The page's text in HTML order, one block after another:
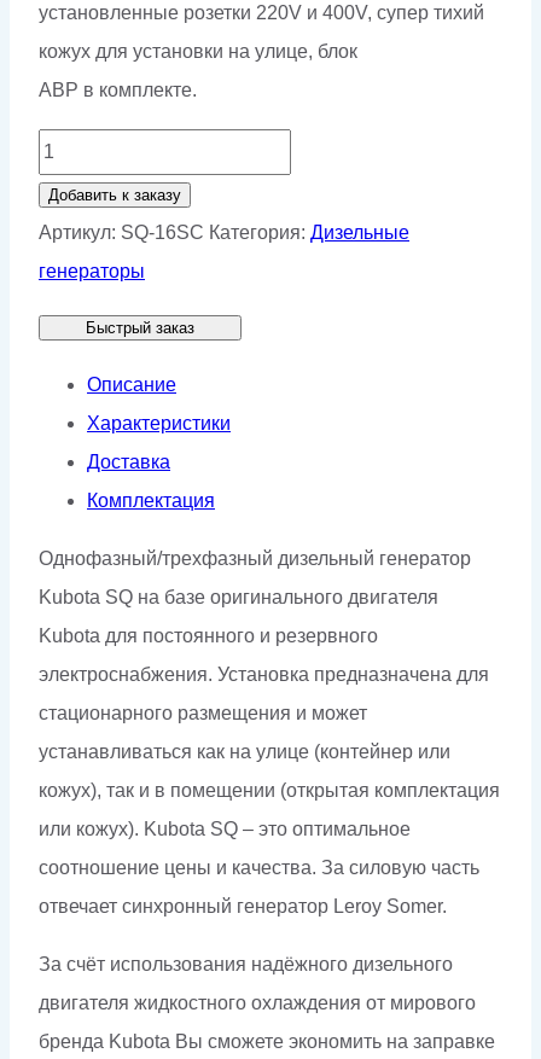
установленные розетки 220V и 400V, супер тихий
кожух для установки на улице, блок
АВР в комплекте.
Количество
товара
Генератор
Stamford
16SC
Добавить к заказу
Артикул: SQ-16SC Категория: Дизельные
генераторы
Быстрый заказ
Описание
Характеристики
Доставка
Комплектация
Однофазный/трехфазный дизельный генератор
Kubota SQ на базе оригинального двигателя
Kubota для постоянного и резервного
электроснабжения. Установка предназначена для
стационарного размещения и может
устанавливаться как на улице (контейнер или
кожух), так и в помещении (открытая комплектация
или кожух). Kubota SQ – это оптимальное
соотношение цены и качества. За силовую часть
отвечает синхронный генератор Leroy Somer.
За счёт использования надёжного дизельного
двигателя жидкостного охлаждения от мирового
бренда Kubota Вы сможете экономить на заправке